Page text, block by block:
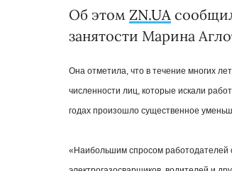
Об этом ZN.UA
занятости Марина
Она отметила, что в течение многих
численности лиц, которые искали
годах произошло существенное
«Наибольшим спросом работодателей